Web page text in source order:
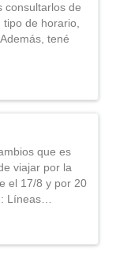
consultarlos de
de horario,
tené
que es
viajar por la
el 17/8 y por 20
Líneas…